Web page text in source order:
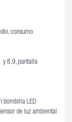
consumo
y 8,9, pantalla
bombilla LED
de luz ambiental